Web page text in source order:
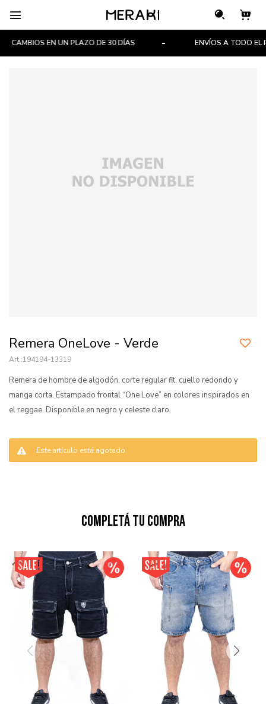

CAMBIOS EN UN PLAZO DE 30 DÍAS ENVÍOS A TODO EL
Remera OneLove - Verde
194194-13319
Remera de hombre de algodón, corte regular fit, cuello redondo y
manga corta. Estampado frontal “One Love” en colores inspirados en
el reggae. Disponible en negro y celeste claro.
Este artículo está agotado.
Completá tu compra